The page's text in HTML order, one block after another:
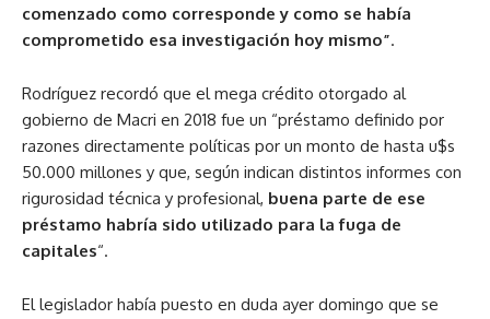
comenzado como corresponde y como se había
comprometido esa investigación hoy mismo”.
Rodríguez recordó que el mega crédito otorgado al
gobierno de Macri en 2018 fue un “préstamo definido por
razones directamente políticas por un monto de hasta u$s
50.000 millones y que, según indican distintos informes con
rigurosidad técnica y profesional, buena parte de ese
préstamo habría sido utilizado para la fuga de
capitales“.
El legislador había puesto en duda ayer domingo que se